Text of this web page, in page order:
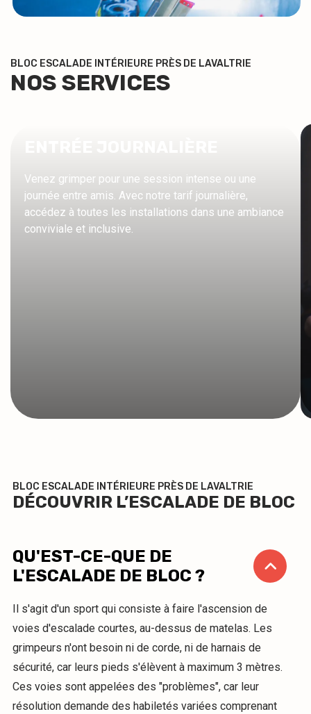
BLOC ESCALADE INTÉRIEURE PRÈS DE LAVALTRIE
NOS SERVICES
Venez grimper pour une session intense ou une
journée entre amis. Avec notre tarif journalière,
accédez à toutes les installations dans une ambiance
conviviale et inclusive.
BLOC ESCALADE INTÉRIEURE PRÈS DE LAVALTRIE
DÉCOUVRIR L’ESCALADE DE BLOC
QU'EST-CE-QUE DE
L'ESCALADE DE BLOC ?
Il s'agit d'un sport qui consiste à faire l'ascension de
voies d'escalade courtes, au-dessus de matelas. Les
grimpeurs n'ont besoin ni de corde, ni de harnais de
sécurité, car leurs pieds s'élèvent à maximum 3 mètres.
Ces voies sont appelées des "problèmes", car leur
résolution demande des habiletés variées comprenant